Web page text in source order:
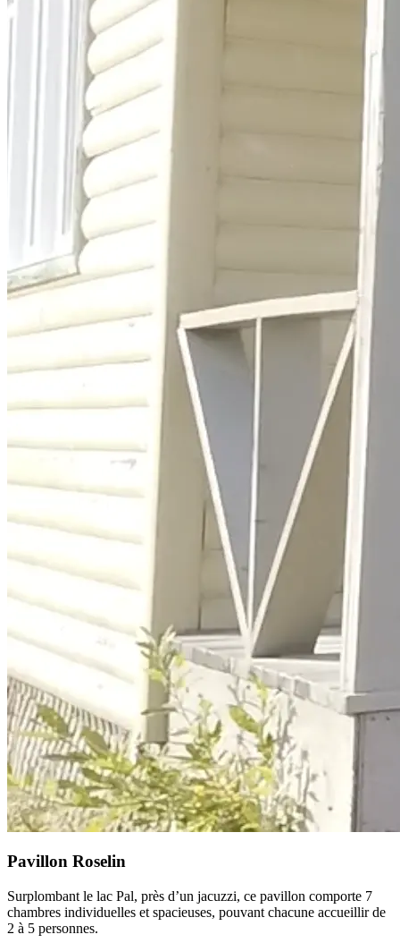
Pavillon Roselin
Surplombant le lac Pal, près d’un jacuzzi, ce pavillon comporte 7
chambres individuelles et spacieuses, pouvant chacune accueillir de
2 à 5 personnes.